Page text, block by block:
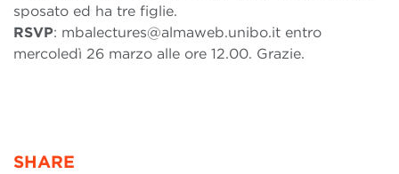
sposato ed ha tre figlie.
RSVP: mbalectures@almaweb.unibo.it entro
mercoledì 26 marzo alle ore 12.00. Grazie.
SHARE